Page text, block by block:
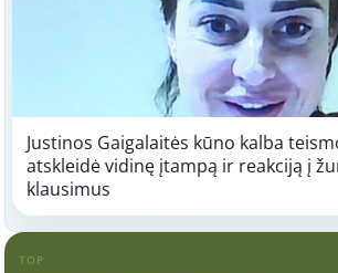
Justinos Gaigalaitės kūno kalba
atskleidė vidinę įtampą ir reakciją į
klausimus
TOP